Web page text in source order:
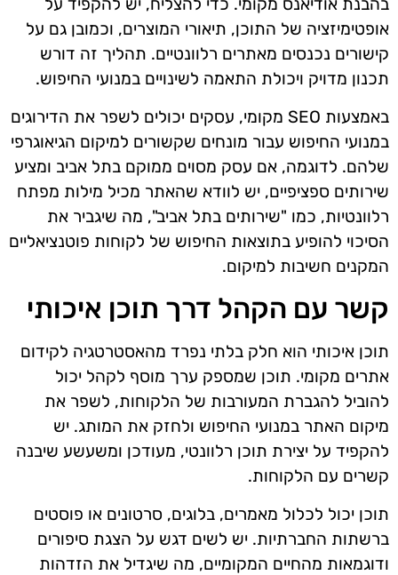
בהבנת אודיאנס מקומי. כדי להצליח, יש להקפיד על
אופטימיזציה של התוכן, תיאורי המוצרים, וכמובן גם על
קישורים נכנסים מאתרים רלוונטיים. תהליך זה דורש
תכנון מדויק ויכולת התאמה לשינויים במנועי החיפוש.
באמצעות SEO מקומי, עסקים יכולים לשפר את הדירוגים
במנועי החיפוש עבור מונחים שקשורים למיקום הגיאוגרפי
שלהם. לדוגמה, אם עסק מסוים ממוקם בתל אביב ומציע
שירותים ספציפיים, יש לוודא שהאתר מכיל מילות מפתח
רלוונטיות, כמו "שירותים בתל אביב", מה שיגביר את
הסיכוי להופיע בתוצאות החיפוש של לקוחות פוטנציאליים
המקנים חשיבות למיקום.
קשר עם הקהל דרך תוכן איכותי
תוכן איכותי הוא חלק בלתי נפרד מהאסטרטגיה לקידום
אתרים מקומי. תוכן שמספק ערך מוסף לקהל יכול
להוביל להגברת המעורבות של הלקוחות, לשפר את
מיקום האתר במנועי החיפוש ולחזק את המותג. יש
להקפיד על יצירת תוכן רלוונטי, מעודכן ומשעשע שיבנה
קשרים עם הלקוחות.
תוכן יכול לכלול מאמרים, בלוגים, סרטונים או פוסטים
ברשתות החברתיות. יש לשים דגש על הצגת סיפורים
ודוגמאות מהחיים המקומיים, מה שיגדיל את הזדהות